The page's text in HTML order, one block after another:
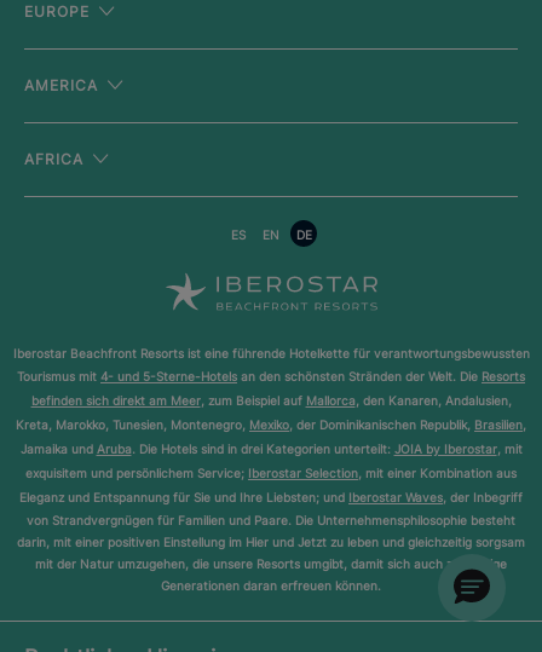
EUROPE
AMERICA
AFRICA
ES EN DE
Iberostar Beachfront Resorts ist eine führende Hotelkette für verantwortungsbewussten
Tourismus mit 4- und 5-Sterne-Hotels an den schönsten Stränden der Welt. Die Resorts
befinden sich direkt am Meer, zum Beispiel auf Mallorca, den Kanaren, Andalusien,
Kreta, Marokko, Tunesien, Montenegro, Mexiko, der Dominikanischen Republik, Brasilien,
Jamaika und Aruba. Die Hotels sind in drei Kategorien unterteilt: JOIA by Iberostar, mit
exquisitem und persönlichem Service; Iberostar Selection, mit einer Kombination aus
Eleganz und Entspannung für Sie und Ihre Liebsten; und Iberostar Waves, der Inbegriff
von Strandvergnügen für Familien und Paare. Die Unternehmensphilosophie besteht
darin, mit einer positiven Einstellung im Hier und Jetzt zu leben und gleichzeitig sorgsam
mit der Natur umzugehen, die unsere Resorts umgibt, damit sich auch zukünftige
Generationen daran erfreuen können.